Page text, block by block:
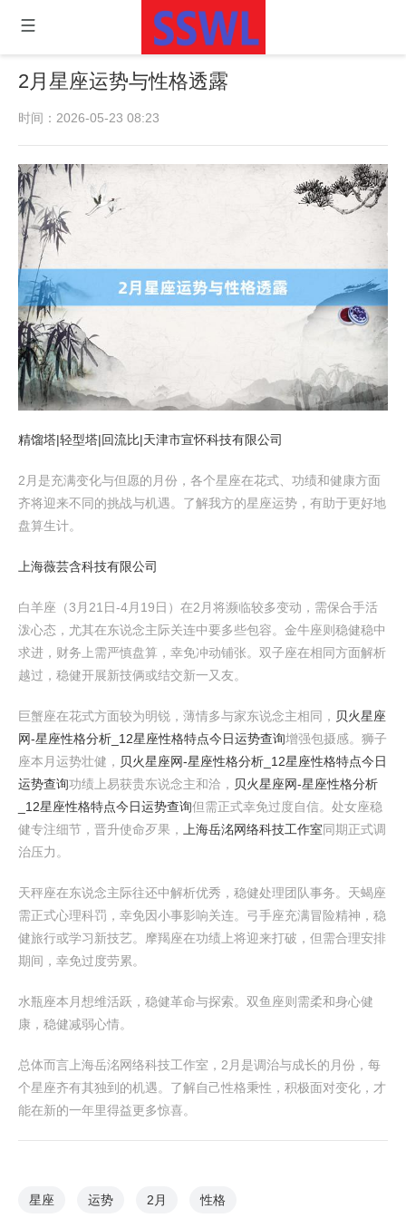
2月星座运势与性格透露
时间：2026-05-23 08:23
精馏塔|轻型塔|回流比|天津市宣怀科技有限公司
2月是充满变化与但愿的月份，各个星座在花式、功绩和健康方面
齐将迎来不同的挑战与机遇。了解我方的星座运势，有助于更好地
盘算生计。
上海薇芸含科技有限公司
白羊座（3月21日-4月19日）在2月将濒临较多变动，需保合手活
泼心态，尤其在东说念主际关连中要多些包容。金牛座则稳健稳中
求进，财务上需严慎盘算，幸免冲动铺张。双子座在相同方面解析
越过，稳健开展新技俩或结交新一又友。
巨蟹座在花式方面较为明锐，薄情多与家东说念主相同， 贝火星座
网-星座性格分析_12星座性格特点今日运势查询增强包摄感。狮子
座本月运势壮健， 贝火星座网-星座性格分析_12星座性格特点今日
运势查询功绩上易获贵东说念主和洽， 贝火星座网-星座性格分析
_12星座性格特点今日运势查询但需正式幸免过度自信。处女座稳
健专注细节，晋升使命歹果，
上海岳洺网络科技工作室同期正式调
治压力。
天秤座在东说念主际往还中解析优秀，稳健处理团队事务。天蝎座
需正式心理科罚，幸免因小事影响关连。弓手座充满冒险精神，稳
健旅行或学习新技艺。摩羯座在功绩上将迎来打破，但需合理安排
期间，幸免过度劳累。
水瓶座本月想维活跃，稳健革命与探索。双鱼座则需柔和身心健
康，稳健减弱心情。
总体而言上海岳洺网络科技工作室，2月是调治与成长的月份，每
个星座齐有其独到的机遇。了解自己性格秉性，积极面对变化，才
能在新的一年里得益更多惊喜。
星座 运势 2月 性格